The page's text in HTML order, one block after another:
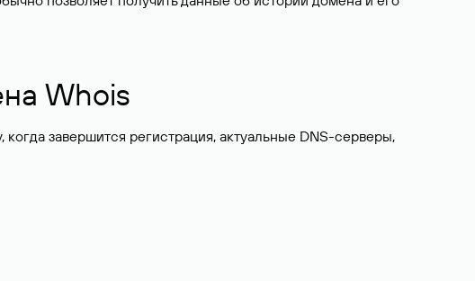
Whois
завершится регистрация, актуальные DNS-серверы,